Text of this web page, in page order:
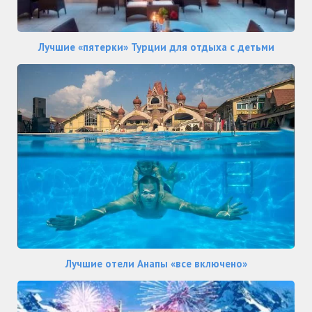
Лучшие «пятерки» Турции для отдыха с детьми
Лучшие отели Анапы «все включено»